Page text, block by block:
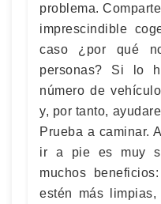
problema.
imprescindible
caso ¿por qué
personas? Si lo
número de
y, por tanto,
Prueba a caminar.
ir a pie es muy
muchos
estén más